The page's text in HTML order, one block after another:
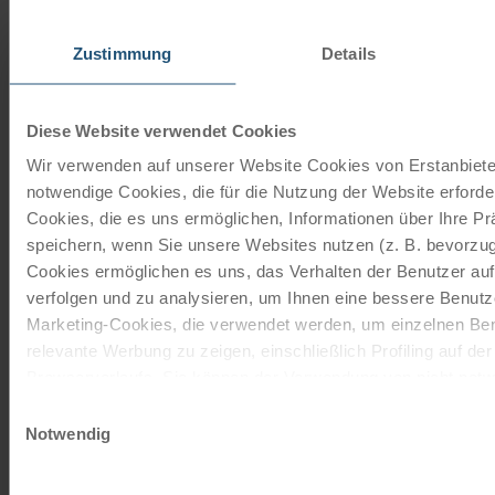
Zustimmung Details
Diese Website verwendet Cookies
Wir verwenden auf unserer Website Cookies von
notwendige Cookies, die für die Nutzung der Website
Cookies, die es uns ermöglichen, Informationen über Ihre
speichern, wenn Sie unsere Websites nutzen (z. B.
Cookies ermöglichen es uns, das Verhalten der Benutzer
verfolgen und zu analysieren, um Ihnen eine bessere
Marketing-Cookies, die verwendet werden, um einzelnen
relevante Werbung zu zeigen, einschließlich Profiling auf
entscheiden, nur notwendige Cookies zu verwenden, indem
Notwendig
Das 7-Gang Tourenrad mit Rücktrittbremse ist von den
Marken Schauff oder Kalkhoff. Die Firma Schauff stellt
seit 1945…
Mehr lesen
€ 65,-
Tourenrad Herren groß
Das 24-Gang Tourenrad mit Freilauffunktion ist von den
Marken Schauff oder Kalkhoff. Die Firma Schauff stellt